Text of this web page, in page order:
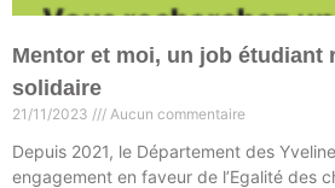
Mentor et moi, un job étudiant
solidaire
21/11/2023 Aucun commentaire
Depuis 2021, le Département des
engagement en faveur de l’Egalité des